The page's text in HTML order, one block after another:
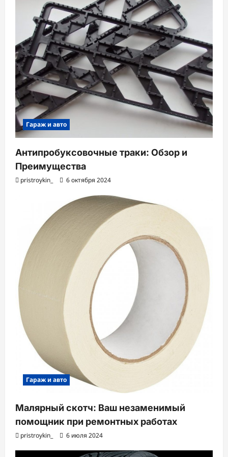
с
и
Гараж и авто
Антипробуксовочные траки: Обзор и
Преимущества
pristroykin_ 6 октября 2024
Гараж и авто
Малярный скотч: Ваш незаменимый
помощник при ремонтных работах
pristroykin_ 6 июля 2024